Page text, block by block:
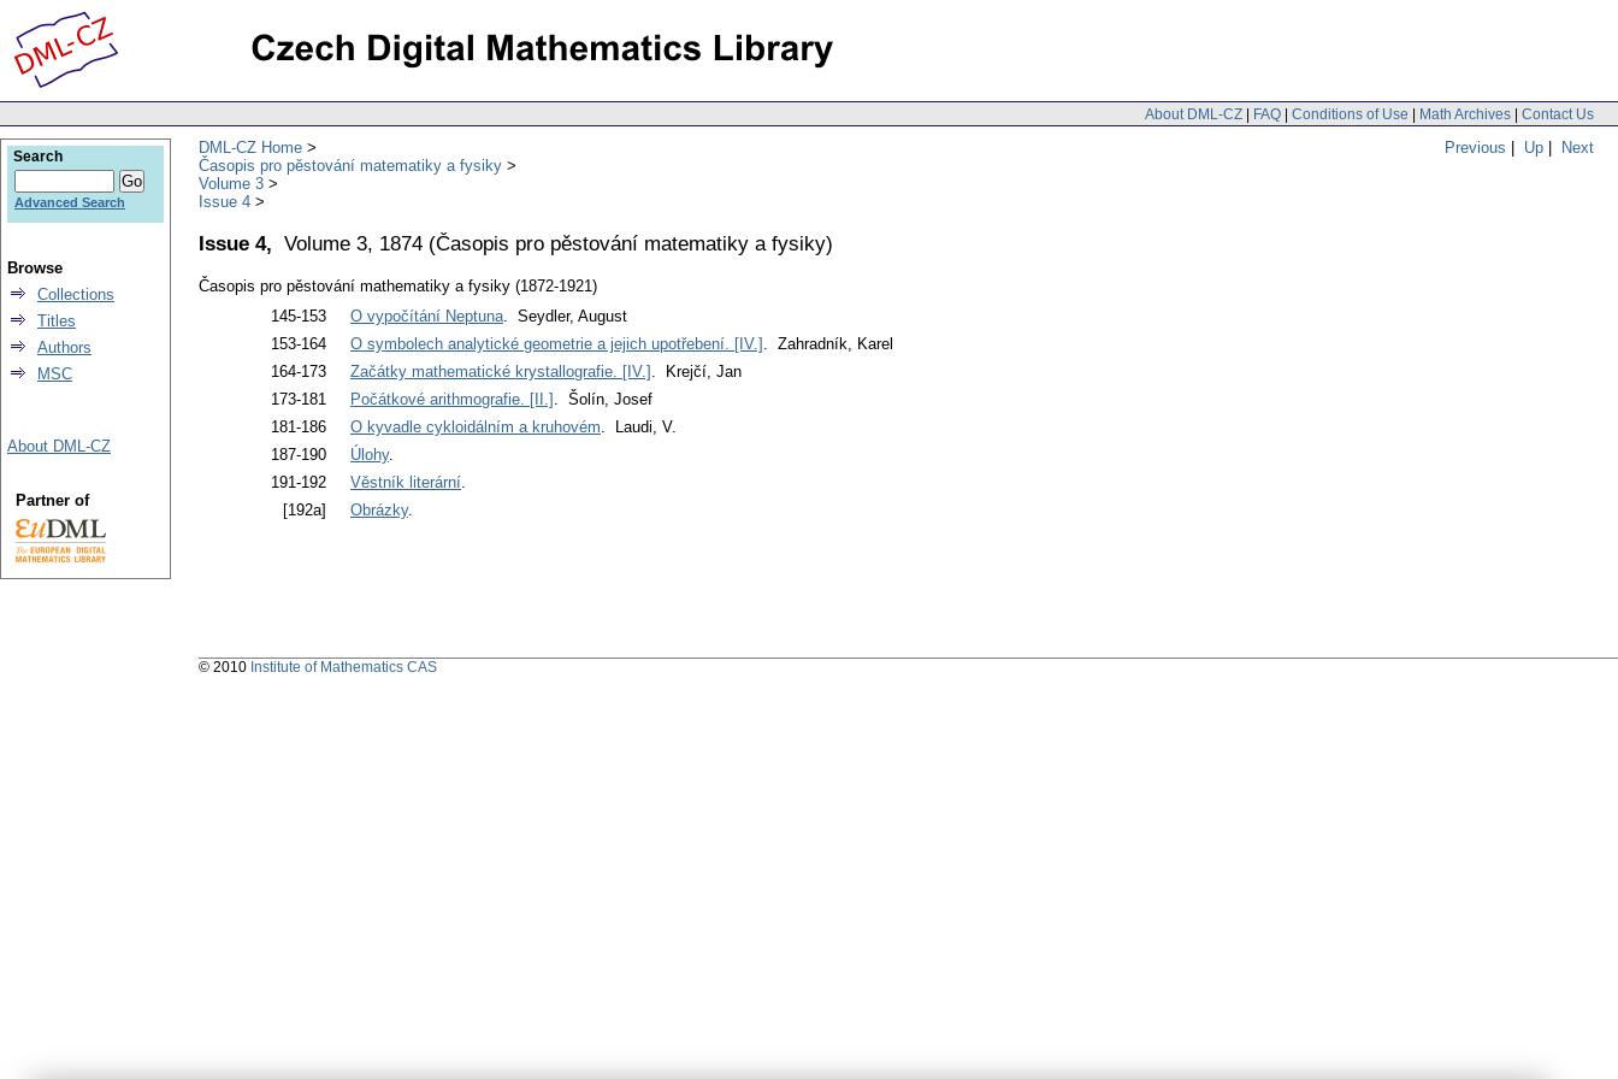
About DML-CZ | FAQ | Conditions of Use | Math Archives | Contact Us
Previous | Up | Next
DML-CZ Home
Časopis pro pěstování matematiky a fysiky
Volume 3
Issue 4
Issue 4, Volume 3, 1874 (Časopis pro pěstování matematiky a fysiky)
Časopis pro pěstování mathematiky a fysiky (1872-1921)
145-153
O vypočítání Neptuna. Seydler, August
153-164
O symbolech analytické geometrie a jejich upotřebení. [IV.] . Zahradník, Karel
164-173
Začátky mathematické krystallografie. [IV.] . Krejčí, Jan
173-181
Počátkové arithmografie. [II.] . Šolín, Josef
181-186
O kyvadle cykloidálním a kruhovém. Laudi, V.
187-190
Úlohy.
191-192
Věstník literární.
[192a]
Obrázky.
Search
Advanced Search
Browse
Collections
Titles
Authors
MSC
About DML-CZ
Partner of
© 2010 Institute of Mathematics CAS